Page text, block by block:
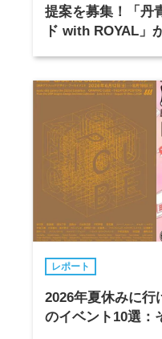
提案を募集！「丹
ド with ROYAL」
レポート
2026年夏休みに行
のイベント10選：